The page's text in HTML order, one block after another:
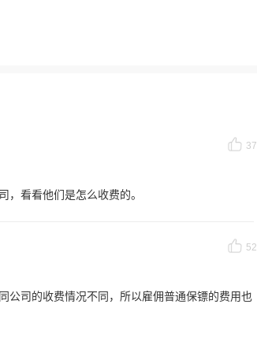
37
看看他们是怎么收费的。
52
公司的收费情况不同，所以雇佣普通保镖的费用也